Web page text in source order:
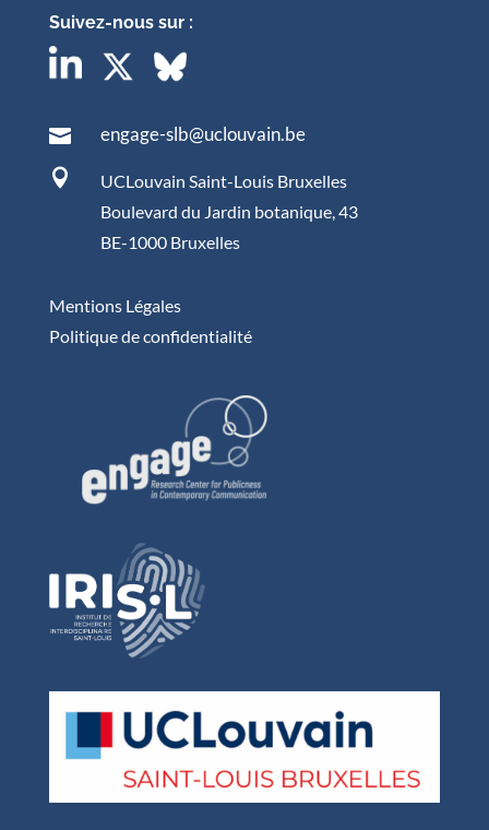
Suivez-nous sur :
 engage-slb@uclouvain.be

UCLouvain Saint-Louis Bruxelles
Boulevard du Jardin botanique, 43
BE-1000 Bruxelles
Mentions Légales
Politique de confidentialité